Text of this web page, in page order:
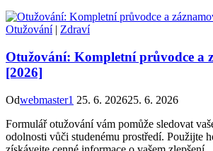
Otužování| Zdraví
Otužování: Kompletní průvodce a
[2026]
Odwebmaster1 25. 6. 202625. 6. 2026
Formulář otužování vám pomůže sledovat
odolnosti vůči studenému prostředí. Použijte